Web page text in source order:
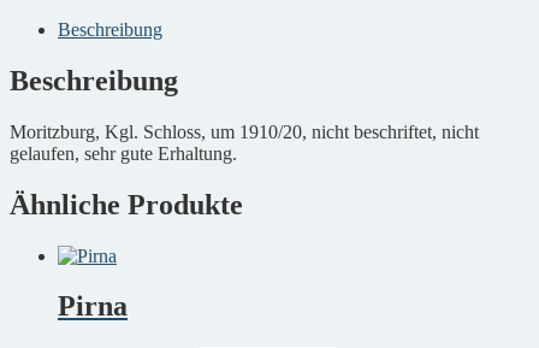
MengeBeschreibung
Beschreibung
Moritzburg, Kgl. Schloss, um 1910/20, nicht beschriftet, nicht
gelaufen, sehr gute Erhaltung.
Ähnliche Produkte
Pirna